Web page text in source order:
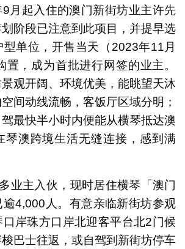
月起入住的澳门新街坊业主许先
阶段已注意到此项目，并提早选
单位，开售当天（2023年11月
置，成为首批进行网签的业主。
观开阔、环境优美，能眺望天沐
间动线流畅，客饭厅区域分明；
最快半小时内便能从横琴抵达澳
琴澳跨境生活无缝连接，感到满
业主入伙，现时居住横琴「澳门
逾4,000人。有意亲临新街坊参观
岸珠方口岸北迎客平台北2门候
巴士往返，或自驾到新街坊停车